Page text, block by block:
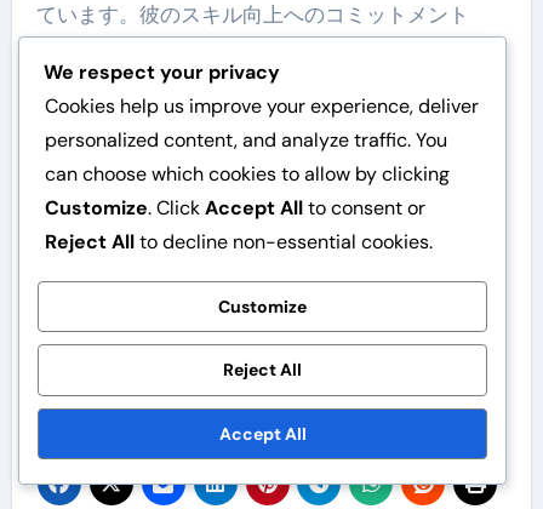
ています。彼のスキル向上へのコミットメント
り、必要なときにゲームを変えるセーブを行う能
力を持つことを確保しています。
関連記事
ティエリ・アンリ：育ち、家族の背景、教育
バロンドール受賞、クラブの遺産
ユーゴ・ロリス：ワールドカップ優勝、クラブ
の栄誉、リーダーシップの役割
We respect your privacy
Cookies help us improve your experience, deliver
personalized content, and analyze traffic. You
can choose which cookies to allow by clicking
Customize. ClickAccept Allto consent or
Reject Allto decline non-essential cookies.
Customize
Reject All
Accept All